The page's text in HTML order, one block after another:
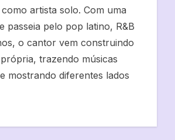
artista solo. Com uma
passeia pelo pop latino, R&B
o cantor vem construindo
trazendo músicas
mostrando diferentes lados